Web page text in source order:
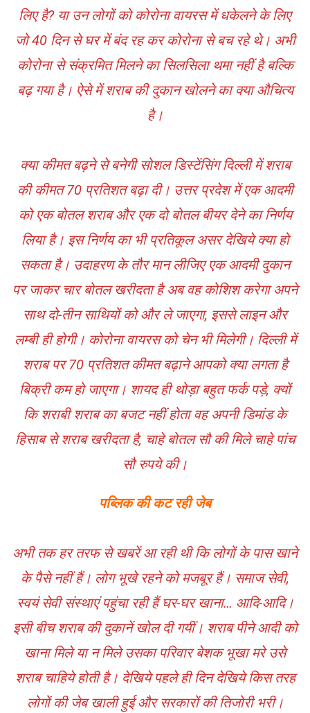
लिए है? या उन लोगों को कोरोना वायरस में धकेलने के लिए
जो 40 दिन से घर में बंद रह कर कोरोना से बच रहे थे। अभी
कोरोना से संक्रमित मिलने का सिलसिला थमा नहीं है बल्कि
बढ़ गया है। ऐसे में शराब की दुकान खोलने का क्या औचित्य
है।
क्या कीमत बढ़ने से बनेगी सोशल डिस्टेंसिंग दिल्ली में शराब
की कीमत 70 प्रतिशत बढ़ा दी। उत्तर प्रदेश में एक आदमी
को एक बोतल शराब और एक दो बोतल बीयर देने का निर्णय
लिया है। इस निर्णय का भी प्रतिकूल असर देखिये क्या हो
सकता है। उदाहरण के तौर मान लीजिए एक आदमी दुकान
पर जाकर चार बोतल खरीदता है अब वह कोशिश करेगा अपने
साथ दो-तीन साथियों को और ले जाएगा, इससे लाइन और
लम्बी ही होगी। कोरोना वायरस को चेन भी मिलेगी। दिल्ली में
शराब पर 70 प्रतिशत कीमत बढ़ाने आपको क्या लगता है
बिक्री कम हो जाएगा। शायद ही थोड़ा बहुत फर्क पड़े, क्यों
कि शराबी शराब का बजट नहीं होता वह अपनी डिमांड के
हिसाब से शराब खरीदता है, चाहे बोतल सौ की मिले चाहे पांच
सौ रुपये की।
पब्लिक की कट रही जेब
अभी तक हर तरफ से खबरें आ रही थी कि लोगों के पास खाने
के पैसे नहीं हैं। लोग भूखे रहने को मजबूर हैं। समाज सेवी,
स्वयं सेवी संस्थाएं पहुंचा रही हैं घर-घर खाना… आदि-आदि।
इसी बीच शराब की दुकानें खोल दी गयीं। शराब पीने आदी को
खाना मिले या न मिले उसका परिवार बेशक भूखा मरे उसे
शराब चाहिये होती है। देखिये पहले ही दिन देखिये किस तरह
लोगों की जेब खाली हुई और सरकारों की तिजोरी भरी।